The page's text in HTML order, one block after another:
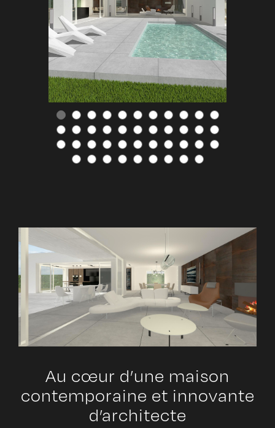
Au cœur d’une maison
contemporaine et innovante
d’architecte